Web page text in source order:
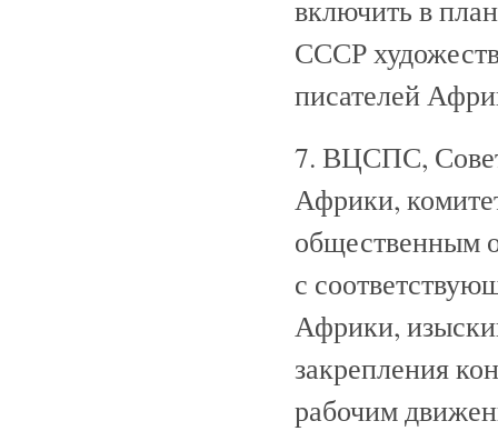
включить в
СССР
писателей
7. ВЦСПС,
Африки,
общественным
с
Африки,
закрепления
рабочим